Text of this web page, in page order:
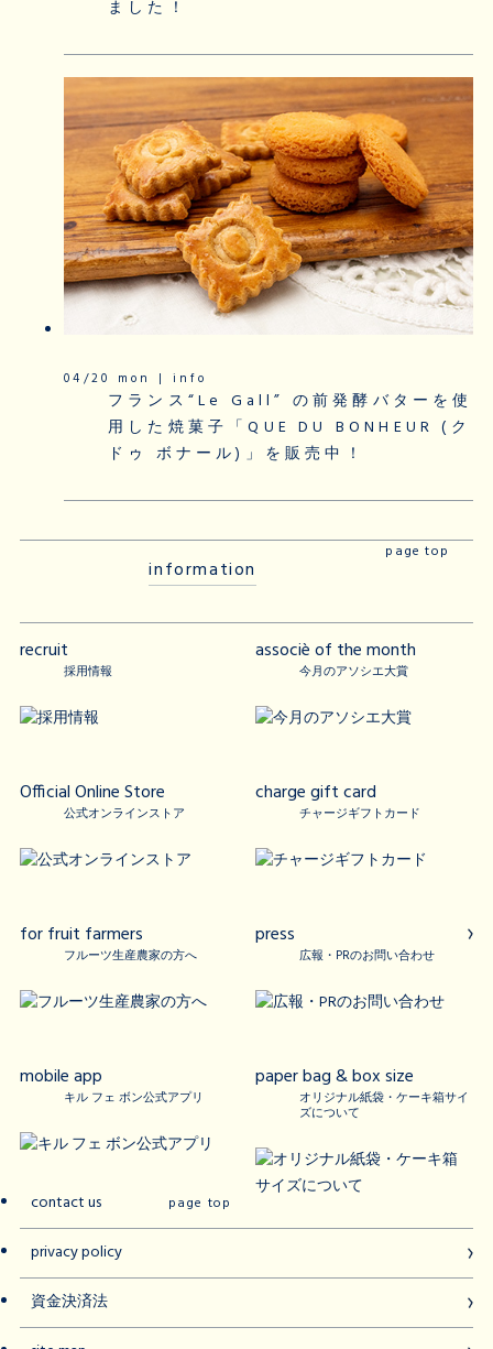
ました！
04/20 mon | info
フランス“Le Gall” の前発酵バターを使
用した焼菓子「QUE DU BONHEUR (ク
ドゥ ボナール)」を販売中！
page top
information
recruit
採用情報
associè of the month
今月のアソシエ大賞
Official Online Store
公式オンラインストア
charge gift card
チャージギフトカード
for fruit farmers
フルーツ生産農家の方へ
press
広報・PRのお問い合わせ
mobile app
キル フェ ボン公式アプリ
paper bag & box size
オリジナル紙袋・ケーキ箱サイ
ズについて
page top
contact us
privacy policy
資金決済法